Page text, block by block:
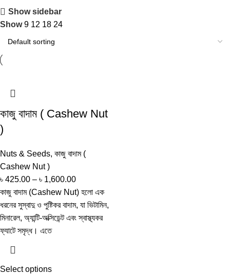
Show sidebar
Show9 12 18 24
কাজু বাদাম ( Cashew Nut
)
Nuts & Seeds, কাজু বাদাম (
Cashew Nut )
৳ 425.00 – ৳ 1,600.00
কাজু বাদাম (Cashew Nut) হলো এক
ধরনের সুস্বাদু ও পুষ্টিকর বাদাম, যা ভিটামিন,
মিনারেল, অ্যান্টি-অক্সিডেন্ট এবং স্বাস্থ্যকর
ফ্যাটে সমৃদ্ধ। এতে
Select options